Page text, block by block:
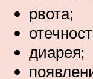
рвота;
диарея;